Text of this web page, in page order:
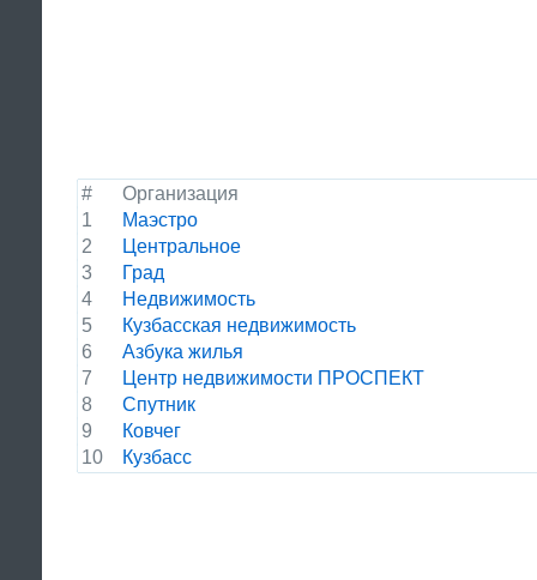
#
Организация
1
Маэстро
2
Центральное
3
Град
4
Недвижимость
5
Кузбасская недвижимость
6
Азбука жилья
7
Центр недвижимости ПРОСПЕКТ
8
Спутник
9
Ковчег
10
Кузбасс